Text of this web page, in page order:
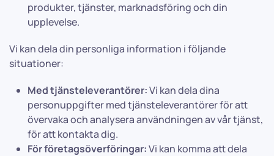
produkter, tjänster, marknadsföring och din
upplevelse.
Vi kan dela din personliga information i följande
situationer:
Med tjänsteleverantörer:Vi kan dela dina
personuppgifter med tjänsteleverantörer för att
övervaka och analysera användningen av vår tjänst,
för att kontakta dig.
För företagsöverföringar:Vi kan komma att dela